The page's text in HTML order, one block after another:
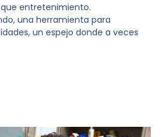
entretenimiento.
una herramienta para
un espejo donde a veces